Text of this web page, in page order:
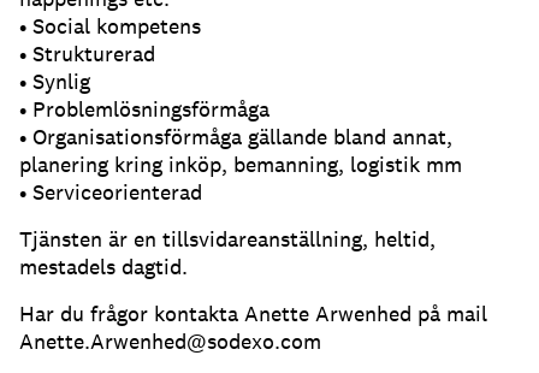
• Social kompetens
• Strukturerad
• Synlig
• Problemlösningsförmåga
• Organisationsförmåga gällande bland annat,
planering kring inköp, bemanning, logistik mm
• Serviceorienterad
Tjänsten är en tillsvidareanställning, heltid,
mestadels dagtid.
Har du frågor kontakta Anette Arwenhed på mail
Anette.Arwenhed@sodexo.com